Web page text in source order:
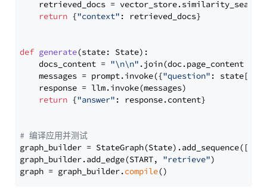
retrieved_docs =
return {"context" : retrieved_docs}
def generate(state: State):
    docs_content =
"\n\n" .join(doc.page_content
    messages = prompt.invoke({
"question" : state[
    response = llm.invoke(messages)
return {"answer" : response.content}
# 编译应用并测试
graph_builder =
graph_builder.add_edge(START, "retrieve")
graph = graph_builder.compile